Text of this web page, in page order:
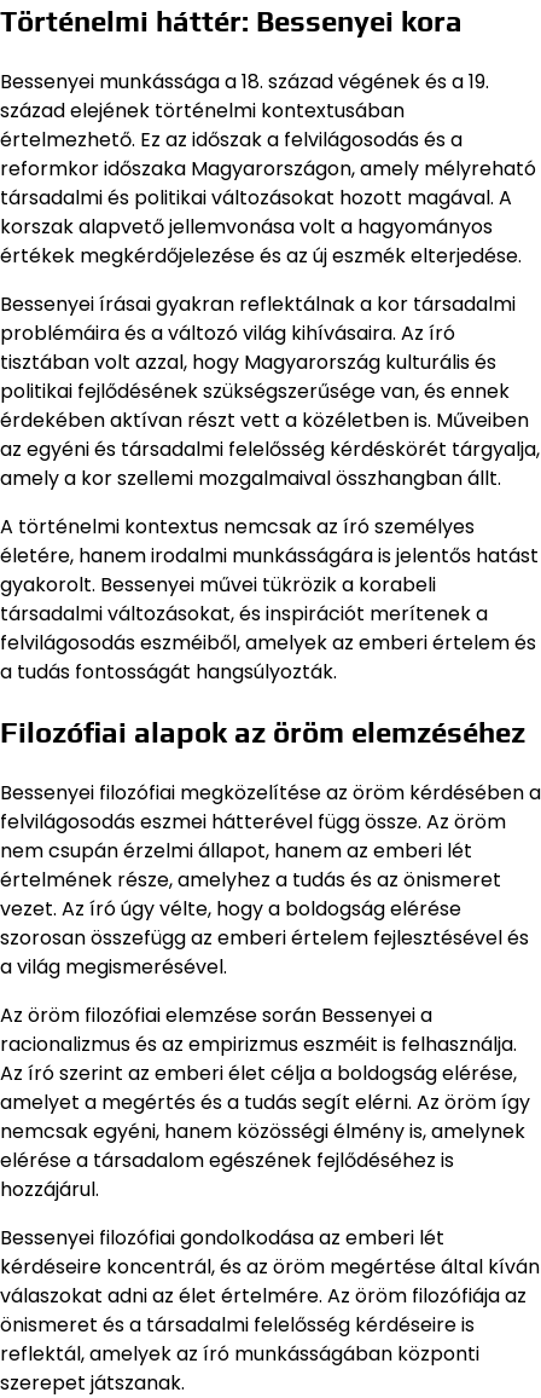
Történelmi háttér: Bessenyei kora
Bessenyei munkássága a 18. század végének és a 19.
század elejének történelmi kontextusában
értelmezhető. Ez az időszak a felvilágosodás és a
reformkor időszaka Magyarországon, amely mélyreható
társadalmi és politikai változásokat hozott magával. A
korszak alapvető jellemvonása volt a hagyományos
értékek megkérdőjelezése és az új eszmék elterjedése.
Bessenyei írásai gyakran reflektálnak a kor társadalmi
problémáira és a változó világ kihívásaira. Az író
tisztában volt azzal, hogy Magyarország kulturális és
politikai fejlődésének szükségszerűsége van, és ennek
érdekében aktívan részt vett a közéletben is. Műveiben
az egyéni és társadalmi felelősség kérdéskörét tárgyalja,
amely a kor szellemi mozgalmaival összhangban állt.
A történelmi kontextus nemcsak az író személyes
életére, hanem irodalmi munkásságára is jelentős hatást
gyakorolt. Bessenyei művei tükrözik a korabeli
társadalmi változásokat, és inspirációt merítenek a
felvilágosodás eszméiből, amelyek az emberi értelem és
a tudás fontosságát hangsúlyozták.
Filozófiai alapok az öröm elemzéséhez
Bessenyei filozófiai megközelítése az öröm kérdésében a
felvilágosodás eszmei hátterével függ össze. Az öröm
nem csupán érzelmi állapot, hanem az emberi lét
értelmének része, amelyhez a tudás és az önismeret
vezet. Az író úgy vélte, hogy a boldogság elérése
szorosan összefügg az emberi értelem fejlesztésével és
a világ megismerésével.
Az öröm filozófiai elemzése során Bessenyei a
racionalizmus és az empirizmus eszméit is felhasználja.
Az író szerint az emberi élet célja a boldogság elérése,
amelyet a megértés és a tudás segít elérni. Az öröm így
nemcsak egyéni, hanem közösségi élmény is, amelynek
elérése a társadalom egészének fejlődéséhez is
hozzájárul.
Bessenyei filozófiai gondolkodása az emberi lét
kérdéseire koncentrál, és az öröm megértése által kíván
válaszokat adni az élet értelmére. Az öröm filozófiája az
önismeret és a társadalmi felelősség kérdéseire is
reflektál, amelyek az író munkásságában központi
szerepet játszanak.